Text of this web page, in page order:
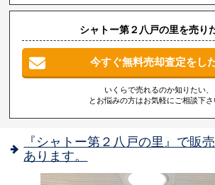
シャトー第２八戸の里を売り
今すぐ無料売却査定をし
いくらで売れるのか知りたい、
とお悩みの方はお気軽にご相談下さ
『シャトー第２八戸の里』で販
あります。